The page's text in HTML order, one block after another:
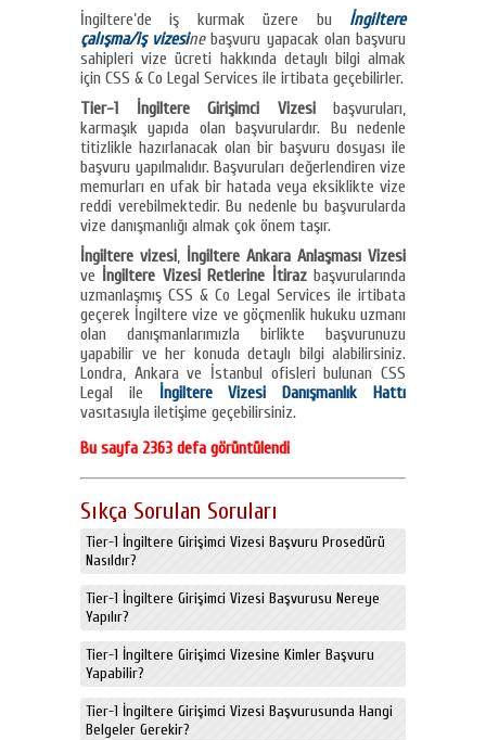
İngiltere’de iş kurmak üzere bu İngiltere
çalışma/iş vizesinebaşvuru yapacak olan başvuru
sahipleri vize ücreti hakkında detaylı bilgi almak
için CSS & Co Legal Services ile irtibata geçebilirler.
Tier-1 İngiltere Girişimci Vizesi başvuruları,
karmaşık yapıda olan başvurulardır. Bu nedenle
titizlikle hazırlanacak olan bir başvuru dosyası ile
başvuru yapılmalıdır. Başvuruları değerlendiren vize
memurları en ufak bir hatada veya eksiklikte vize
reddi verebilmektedir. Bu nedenle bu başvurularda
vize danışmanlığı almak çok önem taşır.
İngiltere vizesi, İngiltere Ankara Anlaşması Vizesi
ve İngiltere Vizesi Retlerine İtirazbaşvurularında
uzmanlaşmış CSS & Co Legal Services ile irtibata
geçerek İngiltere vize ve göçmenlik hukuku uzmanı
olan danışmanlarımızla birlikte başvurunuzu
yapabilir ve her konuda detaylı bilgi alabilirsiniz.
Londra, Ankara ve İstanbul ofisleri bulunan CSS
Legal ile İngiltere Vizesi Danışmanlık Hattı
vasıtasıyla iletişime geçebilirsiniz.
Bu sayfa 2363 defa görüntülendi
Sıkça Sorulan Soruları
Tier-1 İngiltere Girişimci Vizesi Başvuru Prosedürü
Nasıldır?
Tier-1 İngiltere Girişimci Vizesi Başvurusu Nereye
Yapılır?
Tier-1 İngiltere Girişimci Vizesine Kimler Başvuru
Yapabilir?
Tier-1 İngiltere Girişimci Vizesi Başvurusunda Hangi
Belgeler Gerekir?